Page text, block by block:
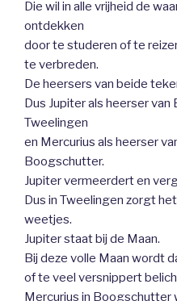
Die wil in alle vrijheid de
ontdekken
door te studeren of te
te verbreden.
De heersers van beide
Dus Jupiter als heerser
Tweelingen
en Mercurius als heerser
Boogschutter.
Jupiter vermeerdert en
Dus in Tweelingen zorgt
weetjes.
Jupiter staat bij de Maan.
Bij deze volle Maan wordt
of te veel versnippert
Mercurius in Boogschutter